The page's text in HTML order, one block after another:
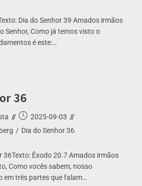
Dia do Senhor 39 Amados irmãos
Senhor, Como já temos visto o
é este:…
36
2025-09-03
/ Dia do Senhor 36
36Texto: Êxodo 20.7 Amados irmãos
Como vocês sabem, nosso
em três partes que falam…